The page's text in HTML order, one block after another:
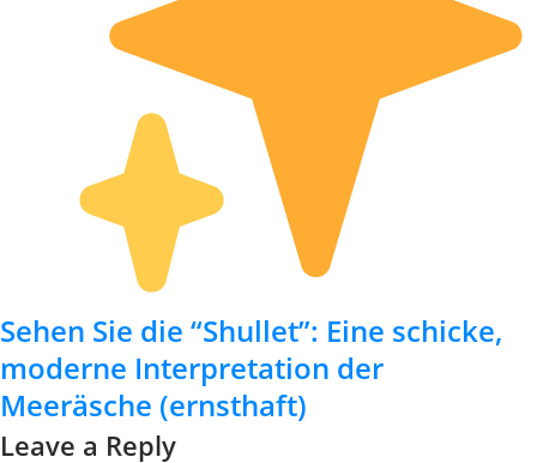
Sehen Sie die “Shullet”: Eine schicke,
moderne Interpretation der
Meeräsche (ernsthaft)
Leave a Reply